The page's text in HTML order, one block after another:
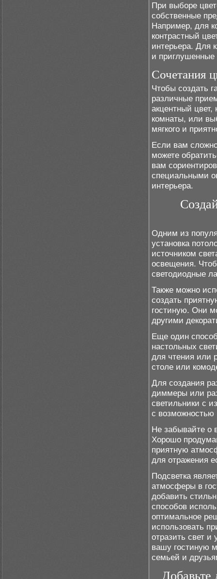
При выборе
собственные
Например, для
контрастный
интерьера. Для
и приглушенные
Сочетания
Чтобы создать
различные
акцентный цвет,
комнаты, или
мягкого и
Если вам
можете
вам
специальными
интерьера.
Одним из
установка
источником
освещения.
светодиодные
Также можно
создать
гостиную. Они
другими
Еще один
настольных
для чтения или
столе или
Для создания
диммеры или
светильники с
с возможностью
Не забывайте о
Хорошо
приятную
для отражения
Подсветка
атмосферы в
добавить
способов
оптимальное
использовать
отразить свет и
вашу гостиную
семьей и
Добавьте